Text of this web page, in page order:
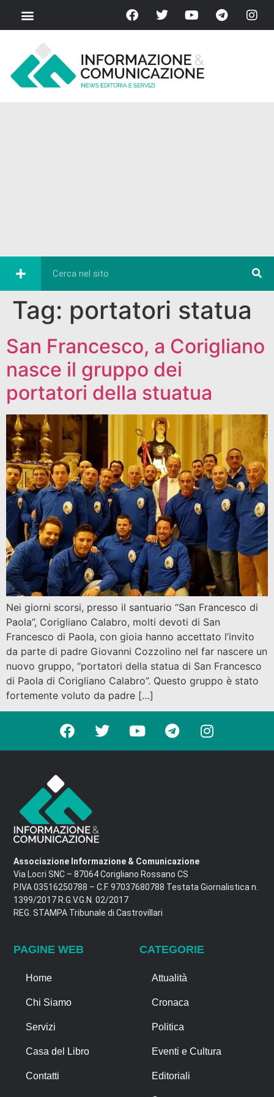
Tag: portatori statua
San Francesco, a Corigliano
nasce il gruppo dei
portatori della stuatua
Nei giorni scorsi, presso il santuario “San Francesco di
Paola”, Corigliano Calabro, molti devoti di San
Francesco di Paola, con gioia hanno accettato l’invito
da parte di padre Giovanni Cozzolino nel far nascere un
nuovo gruppo, “portatori della statua di San Francesco
di Paola di Corigliano Calabro”. Questo gruppo è stato
fortemente voluto da padre […]
Associazione Informazione & Comunicazione
Via Locri SNC – 87064 Corigliano Rossano CS
P.IVA 03516250788 – C.F. 97037680788 Testata Giornalistica n.
1399/2017 R.G.V.G.N. 02/2017
REG. STAMPA Tribunale di Castrovillari
PAGINE WEB
Home
Chi Siamo
Servizi
Casa del Libro
Contatti
CATEGORIE
Attualità
Cronaca
Politica
Eventi e Cultura
Editoriali